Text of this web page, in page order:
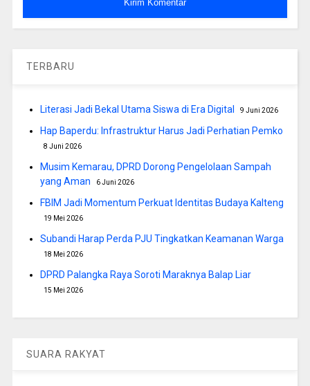
TERBARU
Literasi Jadi Bekal Utama Siswa di Era Digital 9 Juni 2026
Hap Baperdu: Infrastruktur Harus Jadi Perhatian Pemko
8 Juni 2026
Musim Kemarau, DPRD Dorong Pengelolaan Sampah
yang Aman
6 Juni 2026
FBIM Jadi Momentum Perkuat Identitas Budaya Kalteng
19 Mei 2026
Subandi Harap Perda PJU Tingkatkan Keamanan Warga
18 Mei 2026
DPRD Palangka Raya Soroti Maraknya Balap Liar
15 Mei 2026
SUARA RAKYAT